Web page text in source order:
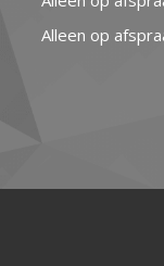
Alleen op